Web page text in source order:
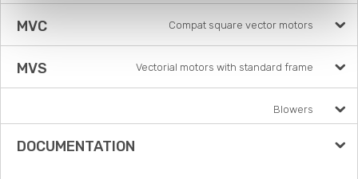
MVC Compat square vector motors
MVS Vectorial motors with standard frame
Blowers
DOCUMENTATION